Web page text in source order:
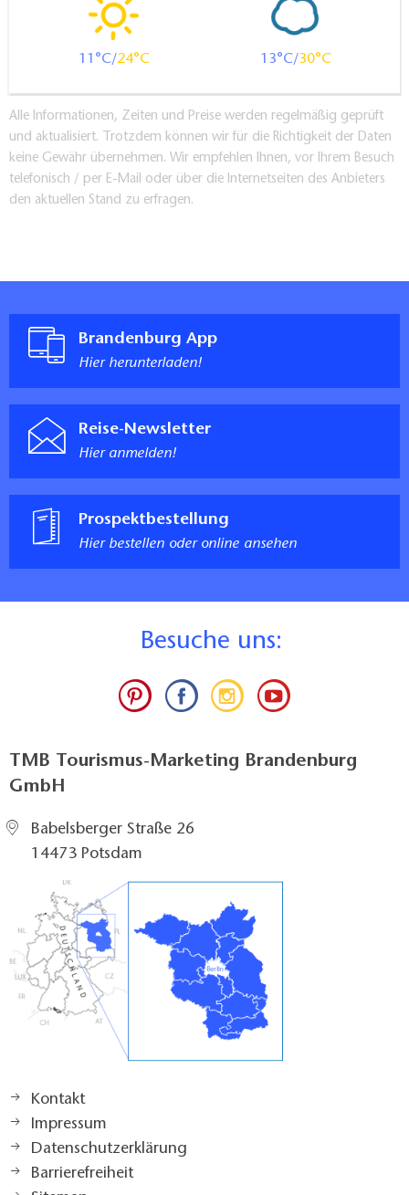
11 24 13 30
Alle Informationen, Zeiten und Preise werden regelmäßig geprüft
und aktualisiert. Trotzdem können wir für die Richtigkeit der Daten
keine Gewähr übernehmen. Wir empfehlen Ihnen, vor Ihrem Besuch
telefonisch / per E-Mail oder über die Internetseiten des Anbieters
den aktuellen Stand zu erfragen.
Brandenburg App
Hier herunterladen!
Reise-Newsletter
Hier anmelden!
Prospektbestellung
Hier bestellen oder online ansehen
Besuche uns:
TMB Tourismus-Marketing Brandenburg
GmbH
Babelsberger Straße 26
14473 Potsdam
Kontakt
Impressum
Datenschutzerklärung
Barrierefreiheit